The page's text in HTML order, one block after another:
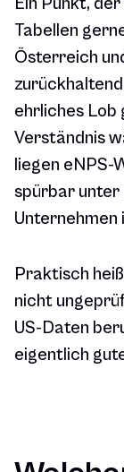
Ein Punkt,
Tabellen
Österreich
ehrliches Lob
Verständnis
liegen eNPS-
spürbar
Unternehmen
Praktisch
nicht
US-Daten
eigentlich